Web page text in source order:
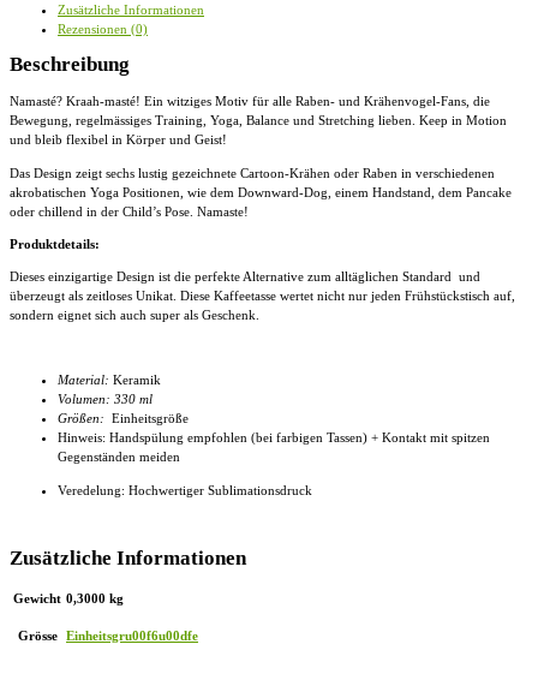
Zusätzliche Informationen
Rezensionen (0)
Beschreibung
Namasté? Kraah-masté! Ein witziges Motiv für alle Raben- und Krähenvogel-Fans, die
Bewegung, regelmässiges Training, Yoga, Balance und Stretching lieben. Keep in Motion
und bleib flexibel in Körper und Geist!
Das Design zeigt sechs lustig gezeichnete Cartoon-Krähen oder Raben in verschiedenen
akrobatischen Yoga Positionen, wie dem Downward-Dog, einem Handstand, dem Pancake
oder chillend in der Child’s Pose. Namaste!
Produktdetails:
Dieses einzigartige Design ist die perfekte Alternative zum alltäglichen Standard und
überzeugt als zeitloses Unikat. Diese Kaffeetasse wertet nicht nur jeden Frühstückstisch auf,
sondern eignet sich auch super als Geschenk.
Material: Keramik
Volumen: 330 ml
Größen: Einheitsgröße
Hinweis: Handspülung empfohlen (bei farbigen Tassen) + Kontakt mit spitzen
Gegenständen meiden
Veredelung: Hochwertiger Sublimationsdruck
Zusätzliche Informationen
Gewicht 0,3000 kg
Grösse Einheitsgru00f6u00dfe